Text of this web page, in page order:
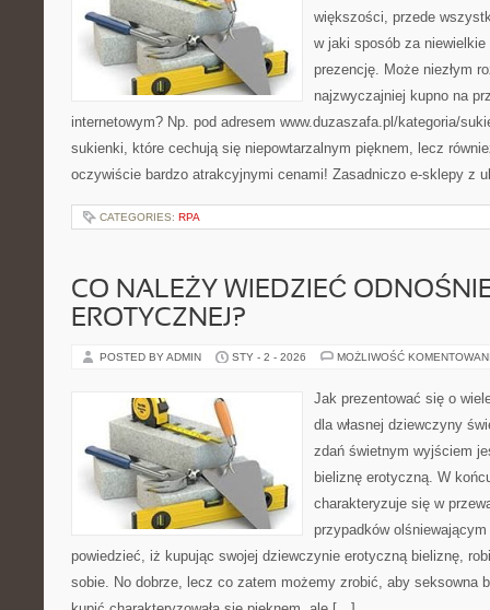
większości, przede
w jaki sposób za niewielkie
prezencję. Może niezłym
najzwyczajniej kupno na
internetowym? Np. pod adresem www.duzaszafa.pl/kategoria/
sukienki, które cechują się niepowtarzalnym pięknem, lecz
oczywiście bardzo atrakcyjnymi cenami! Zasadniczo e-sklepy z
CATEGORIES: RPA
CO NALEŻY WIEDZIEĆ
EROTYCZNEJ?
POSTED BY ADMIN STY - 2 - 2026 MOŻLIWOŚĆ
Jak prezentować się o
dla własnej dziewczyny
zdań świetnym wyjściem
bieliznę erotyczną. W
charakteryzuje się w
przypadków
powiedzieć, iż kupując swojej dziewczynie erotyczną bieliznę,
sobie. No dobrze, lecz co zatem możemy zrobić, aby seksowna